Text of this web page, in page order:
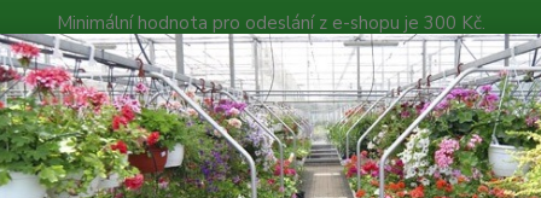
Minimální hodnota pro odeslání z e-shopu je 300 Kč.
můžete čekat nejpozději v následujícím týdnu po přijetí
Poradna Kontakty
Hledat